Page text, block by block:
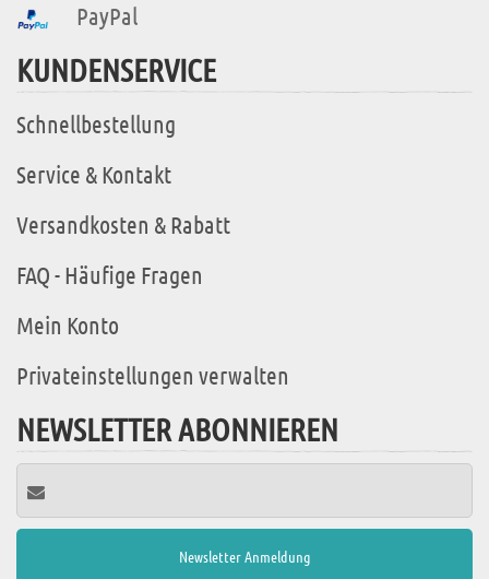
PayPal
KUNDENSERVICE
Schnellbestellung
Service & Kontakt
Versandkosten & Rabatt
FAQ - Häufige Fragen
Mein Konto
Privateinstellungen verwalten
NEWSLETTER ABONNIEREN